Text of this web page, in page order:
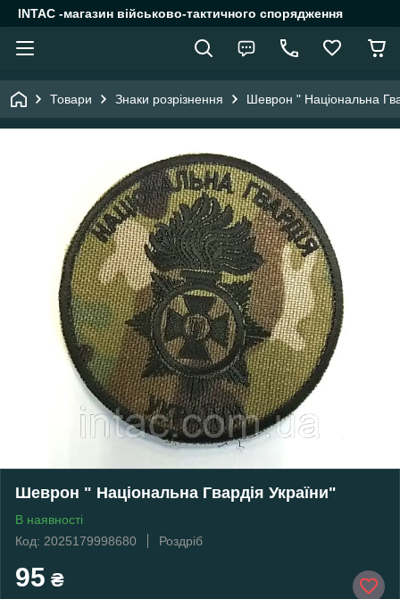
INTAC -магазин військово-тактичного спорядження
Товари Знаки розрізнення Шеврон " Національна
Шеврон " Національна Гвардія України"
В наявності
Код: 2025179998680
Роздріб
95 ₴